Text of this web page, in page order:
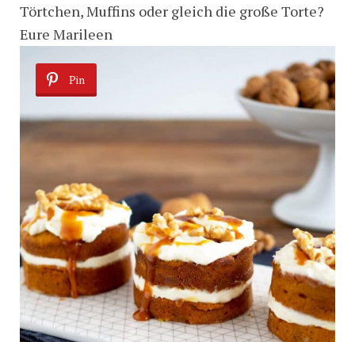
Törtchen, Muffins oder gleich die große Torte?
Eure Marileen
Pin